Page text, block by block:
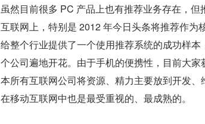
虽然目前很多 PC 产品上也有推荐业务存在，
互联网上，特别是 2012 年今日头条将推荐作
给整个行业提供了一个使用推荐系统的成功样
个公司遍地开花。由于手机的便携性，目前大
本所有互联网公司将资源、精力主要放到开发
在移动互联网中也是最受重视的、最成熟的。